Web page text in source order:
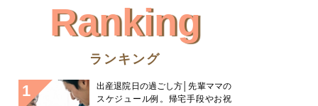
Ranking
ランキング
出産退院日の過ごし方│先輩ママの
スケジュール例。帰宅手段やお祝